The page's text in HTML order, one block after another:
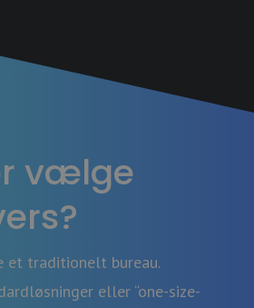
vælge
et traditionelt bureau.
eller “one-size-